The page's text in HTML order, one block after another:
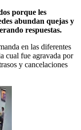
porque les
abundan quejas y
respuestas.
en las diferentes
cual fue agravada por
y cancelaciones